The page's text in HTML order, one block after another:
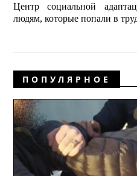
Центр социальной
людям, которые попали в
ПОПУЛЯРНОЕ